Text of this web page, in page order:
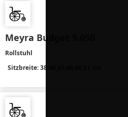
Meyra Budget 9.050
Rollstuhl
Sitzbreite: 38,40,43,46,48,51 cm